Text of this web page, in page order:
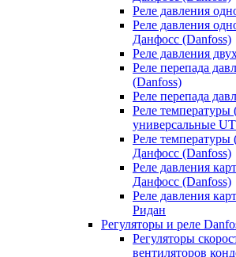
Реле давления
Реле давления
Данфосс (Danfoss)
Реле давления
Реле перепада
(Danfoss)
Реле перепада
Реле температуры
универсальные
Реле температуры
Данфосс (Danfoss)
Реле давления
Данфосс (Danfoss)
Реле давления
Ридан
Регуляторы и реле
Регуляторы
вентиляторов